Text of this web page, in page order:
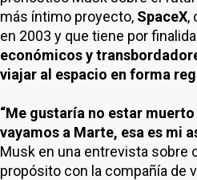
más íntimo proyecto, SpaceX,
en 2003 y que tiene por
económicos y
viajar al espacio en forma
“Me gustaría no estar
vayamos a Marte, esa es mi
Musk en una entrevista sobre
propósito con la compañía de